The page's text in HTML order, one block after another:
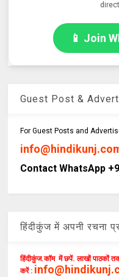
📱 Join
Guest Post &
For Guest Posts and
Contact WhatsApp
हिंदीकुंज में अपनी रचना
हिंदीकुंज.कॉम में छपें. लाखों पाठकों
करें :